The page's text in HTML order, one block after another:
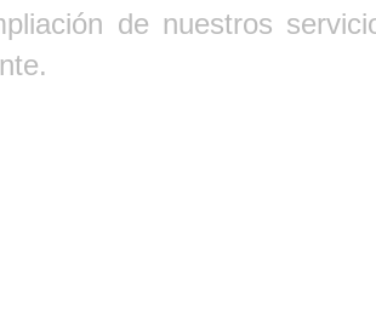
de nuestros